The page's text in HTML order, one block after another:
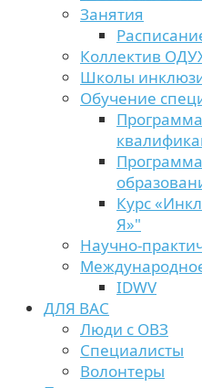
Занятия
Коллектив
Школы
Обучение
Курс
Я»"
Научно-
IDWV
ДЛЯ ВАС
Люди с ОВЗ
Специалисты
Волонтеры